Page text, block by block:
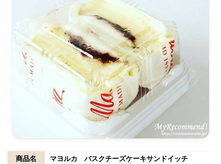
商品名 マヨルカ バスクチーズケーキサンドイッチ